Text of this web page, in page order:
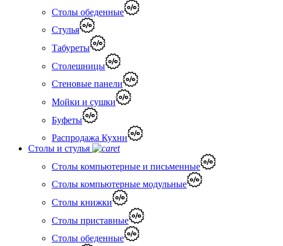
Столы обеденные
Стулья
Табуреты
Столешницы
Стеновые панели
Мойки и сушки
Буфеты
Распродажа Кухни
Столы и стулья
Столы компьютерные и письменные
Столы компьютерные модульные
Столы книжки
Столы приставные
Столы обеденные